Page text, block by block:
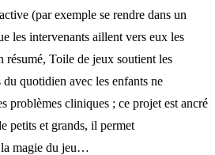
(par exemple se rendre dans un
les intervenants aillent vers eux les
résumé, Toile de jeux soutient les
quotidien avec les enfants ne
problèmes cliniques ; ce projet est ancré
petits et grands, il permet
la magie du jeu…